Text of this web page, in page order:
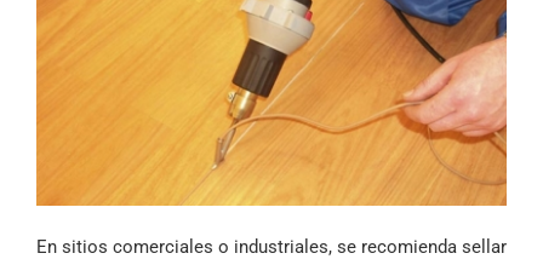
En sitios comerciales o industriales, se recomienda sellar